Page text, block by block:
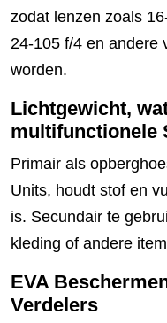
zodat lenzen zoals
24-105 f/4 en andere
worden.
Lichtgewicht,
multifunctionele
Primair als
Units, houdt stof en
is. Secundair te
kleding of andere
EVA
Verdelers